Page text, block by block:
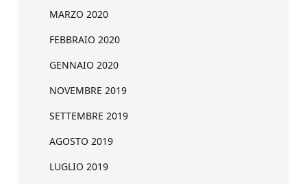
MARZO 2020
FEBBRAIO 2020
GENNAIO 2020
NOVEMBRE 2019
SETTEMBRE 2019
AGOSTO 2019
LUGLIO 2019